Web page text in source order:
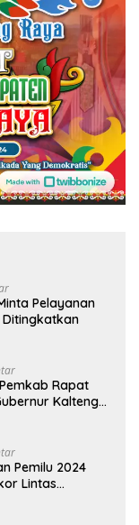
Pelayanan
Ditingkatkan
Rapat
Kalteng
Pemilu 2024
Lintas